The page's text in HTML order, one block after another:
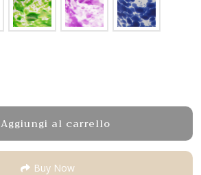
Aggiungi al carrello
Buy Now